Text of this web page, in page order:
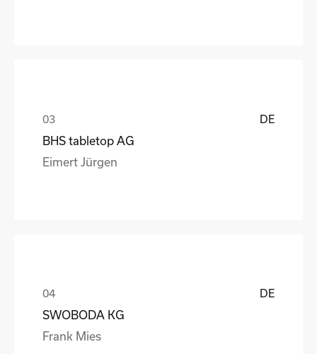
DE
BHS tabletop AG
Eimert Jürgen
DE
SWOBODA KG
Frank Mies